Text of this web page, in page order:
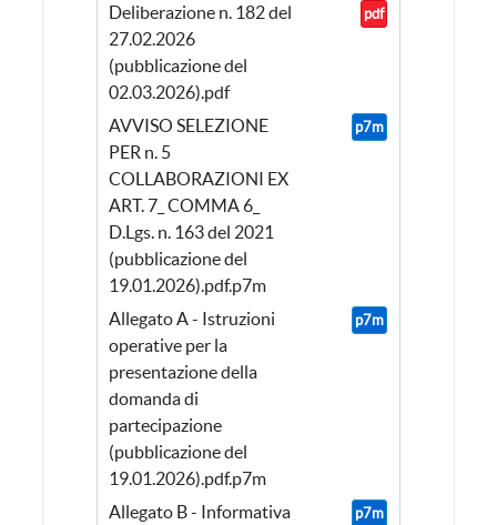
Deliberazione n. 182 del
27.02.2026
(pubblicazione del
02.03.2026).pdf
pdf
AVVISO SELEZIONE
PER n. 5
COLLABORAZIONI EX
ART. 7_ COMMA 6_
D.Lgs. n. 163 del 2021
(pubblicazione del
19.01.2026).pdf.p7m
p7m
Allegato A - Istruzioni
operative per la
presentazione della
domanda di
partecipazione
(pubblicazione del
19.01.2026).pdf.p7m
p7m
Allegato B - Informativa
p7m